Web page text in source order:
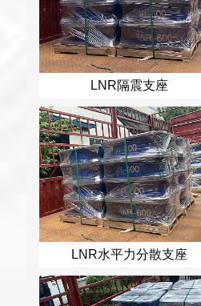
LNR隔震支座
LNR水平力分散支座